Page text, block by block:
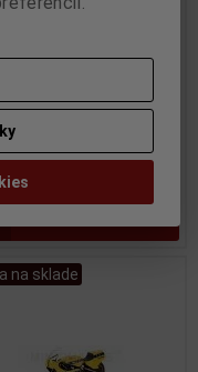
číslo:MC-
EUR
na sklade